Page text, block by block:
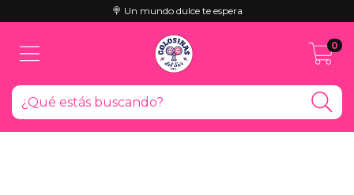
🍭 Un mundo dulce te espera
0